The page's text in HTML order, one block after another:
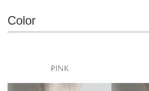
Color